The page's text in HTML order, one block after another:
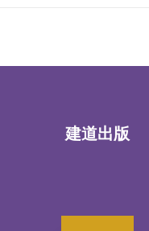
建道出版